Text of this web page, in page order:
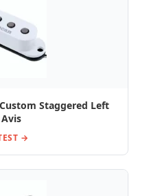
Staggered Left
→